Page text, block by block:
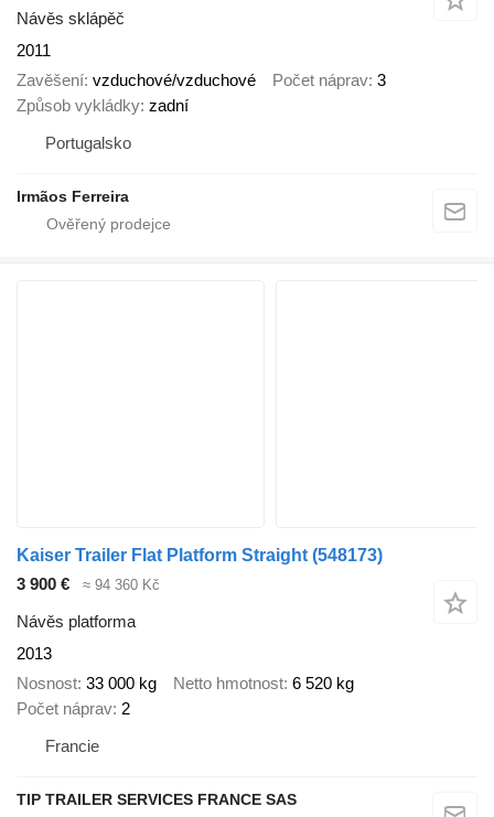
Návěs sklápěč
2011
Zavěšení vzduchové/vzduchové Počet náprav 3
Způsob vykládky zadní
Portugalsko
Irmãos Ferreira
Kaiser Trailer Flat Platform Straight (548173)
3 900 €
≈ 94 360 Kč
Návěs platforma
2013
Nosnost 33 000 kg Netto hmotnost 6 520 kg
Počet náprav 2
Francie
TIP TRAILER SERVICES FRANCE SAS